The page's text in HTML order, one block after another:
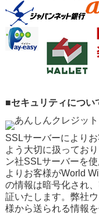
■セキュリティについ
SSLサーバーにより
よう大切に扱ってお
ン社SSLサーバーを
よりお客様がWorld
の情報は暗号化され
証いたします。弊社
様から送られる情報